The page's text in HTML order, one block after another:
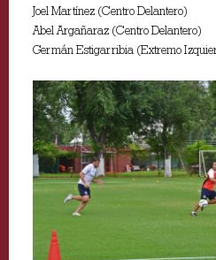
Joel Martínez (Centro Delantero)
Abel Argañaraz (Centro Delantero)
Germán Estigarribia (Extremo